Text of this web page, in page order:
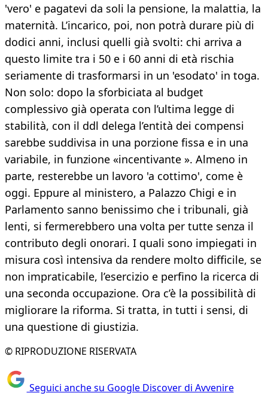
'vero' e pagatevi da soli la pensione, la malattia, la
maternità. L’incarico, poi, non potrà durare più di
dodici anni, inclusi quelli già svolti: chi arriva a
questo limite tra i 50 e i 60 anni di età rischia
seriamente di trasformarsi in un 'esodato' in toga.
Non solo: dopo la sforbiciata al budget
complessivo già operata con l’ultima legge di
stabilità, con il ddl delega l’entità dei compensi
sarebbe suddivisa in una porzione fissa e in una
variabile, in funzione «incentivante ». Almeno in
parte, resterebbe un lavoro 'a cottimo', come è
oggi. Eppure al ministero, a Palazzo Chigi e in
Parlamento sanno benissimo che i tribunali, già
lenti, si fermerebbero una volta per tutte senza il
contributo degli onorari. I quali sono impiegati in
misura così intensiva da rendere molto difficile, se
non impraticabile, l’esercizio e perfino la ricerca di
una seconda occupazione. Ora c’è la possibilità di
migliorare la riforma. Si tratta, in tutti i sensi, di
una questione di giustizia.
© RIPRODUZIONE RISERVATA
Seguici anche su Google Discover di Avvenire